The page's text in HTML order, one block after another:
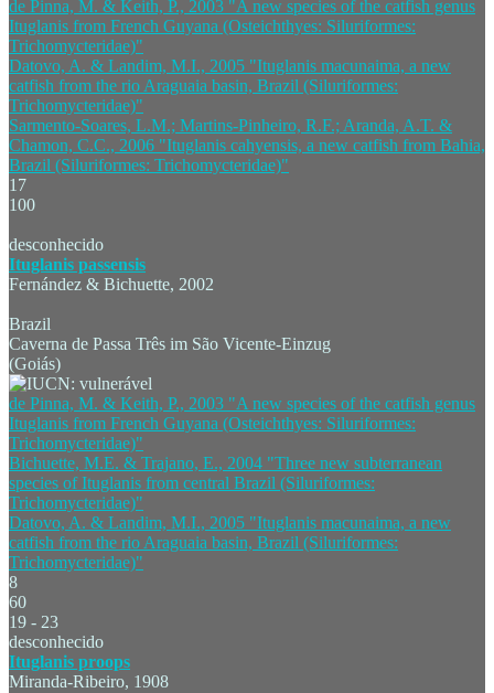
de Pinna, M. & Keith, P., 2003 "A new species of the catfish genus
Ituglanis from French Guyana (Osteichthyes: Siluriformes:
Trichomycteridae)"
Datovo, A. & Landim, M.I., 2005 "Ituglanis macunaima, a new
catfish from the rio Araguaia basin, Brazil (Siluriformes:
Trichomycteridae)"
Sarmento-Soares, L.M.; Martins-Pinheiro, R.F.; Aranda, A.T. &
Chamon, C.C., 2006 "Ituglanis cahyensis, a new catfish from Bahia,
Brazil (Siluriformes: Trichomycteridae)"
17
100
desconhecido
Ituglanis passensis
Fernández & Bichuette, 2002
Brazil
Caverna de Passa Três im São Vicente-Einzug
(Goiás)
de Pinna, M. & Keith, P., 2003 "A new species of the catfish genus
Ituglanis from French Guyana (Osteichthyes: Siluriformes:
Trichomycteridae)"
Bichuette, M.E. & Trajano, E., 2004 "Three new subterranean
species of Ituglanis from central Brazil (Siluriformes:
Trichomycteridae)"
Datovo, A. & Landim, M.I., 2005 "Ituglanis macunaima, a new
catfish from the rio Araguaia basin, Brazil (Siluriformes:
Trichomycteridae)"
8
60
19 - 23
desconhecido
Ituglanis proops
Miranda-Ribeiro, 1908